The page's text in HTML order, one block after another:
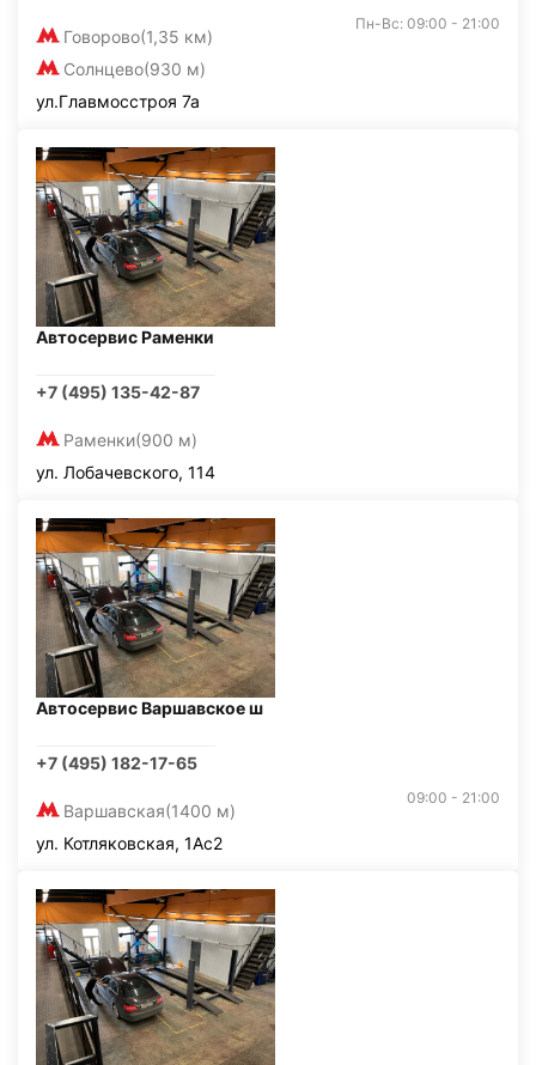
Говорово(1,35 км)
Солнцево(930 м)
Пн-Вс: 09:00 - 21:00
ул.Главмосстроя 7а
Автосервис Раменки
+7 (495) 135-42-87
Раменки(900 м)
ул. Лобачевского, 114
Автосервис Варшавское ш
+7 (495) 182-17-65
Варшавская(1400 м)
09:00 - 21:00
ул. Котляковская, 1Ас2